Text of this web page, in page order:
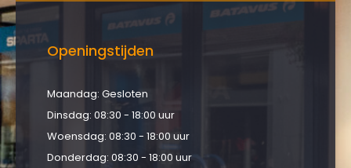
Openingstijden
Maandag: Gesloten
Dinsdag: 08:30 - 18:00 uur
Woensdag: 08:30 - 18:00 uur
Donderdag: 08:30 - 18:00 uur